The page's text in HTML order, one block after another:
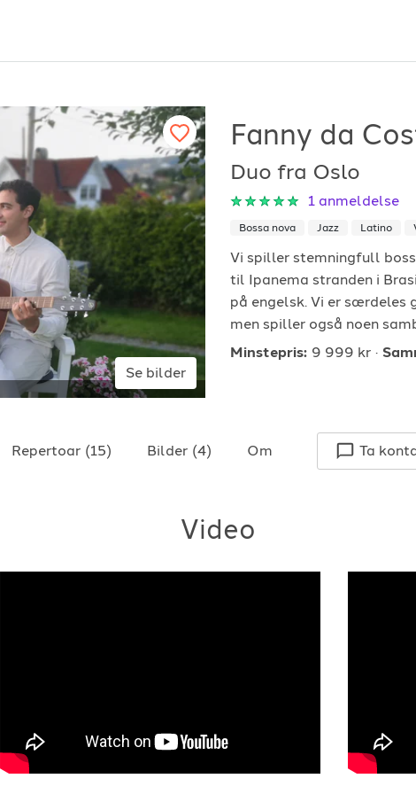
For arrangører
Hvordan fungerer det?
Søk etter underholdning
Hvordan booke i 2026
For musiker
Hvordan fungerer
Registrer solist eller
Se referanser
Se bilder
Fanny da
Duo fra Oslo
1 anmeldelse
Bossa nova Jazz Latino
Vi spiller stemningfull
til Ipanema stranden i
på engelsk. Vi er særdeles
men spiller også noen
Minstepris: 9 999 kr
Repertoar (15) Bilder (4) Om Ta
Video